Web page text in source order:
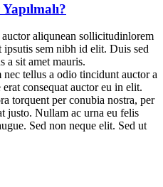
aliqunean sollicitudinlorem
sem nibh id elit. Duis sed
a sit amet mauris.
tellus a odio tincidunt auctor a
consequat auctor eu in elit.
torquent per conubia nostra, per
justo. Nullam ac urna eu felis
Sed non neque elit. Sed ut